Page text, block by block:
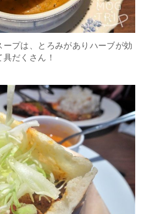
ープは、とろみがありハーブが効
具だくさん！